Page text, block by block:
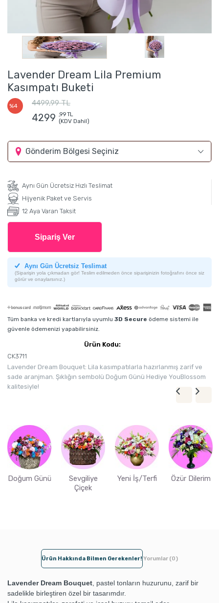
Lavender Dream Lila Premium
Kasımpatı Buketi
%4 4499,99 TL
4299 ,99 TL
(KDV Dahil)
Gönderim Bölgesi Seçiniz
Aynı Gün Ücretsiz Hızlı Teslimat
Hijyenik Paket ve Servis
12 Aya Varan Taksit
Sipariş Ver
Aynı Gün Ücretsiz Teslimat
(Siparişin yola çıkmadan gör! Teslim edilmeden önce siparişinizin fotoğrafını önce siz
görür ve onaylarsınız.)
Tüm banka ve kredi kartlarıyla uyumlu 3D Secure ödeme sistemi ile
güvenle ödemenizi yapabilirsiniz.
Ürün Kodu:
CK3711
Lavender Dream Bouquet: Lila kasımpatılarla hazırlanmış zarif ve
sade aranjman. Şıklığın sembolü Doğum Günü Hediye YouBlossom
kalitesiyle!
Doğum Günü
Sevgiliye
Çiçek
Yeni İş/Terfi Özür Dilerim
Ürün Hakkında Bilmen Gerekenler! Yorumlar (0)
Lavender Dream Bouquet , pastel tonların huzurunu, zarif bir
sadelikle birleştiren özel bir tasarımdır.